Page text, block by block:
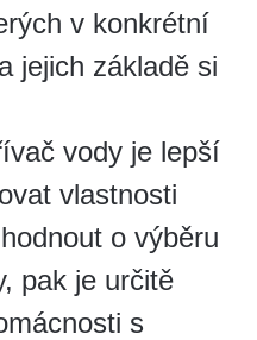
v konkrétní
jejich základě si
vody je lepší
vlastnosti
o výběru
pak je určitě
s